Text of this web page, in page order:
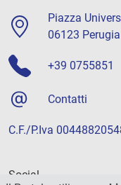
Piazza
06123 Perugia
+39 0755851
Contatti
C.F./P.Iva
Social